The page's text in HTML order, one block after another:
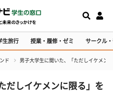
生旅行 授業・履修・ゼミ サークル
ド 男子大学生に聞いた、「ただしイケメン
だしイケメンに限る」を